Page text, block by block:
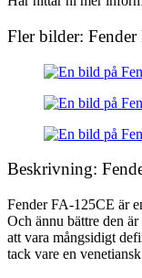
Fler bilder:
Beskrivning:
Fender FA-125CE är
Och ännu bättre den
att vara mångsidigt
tack vare en